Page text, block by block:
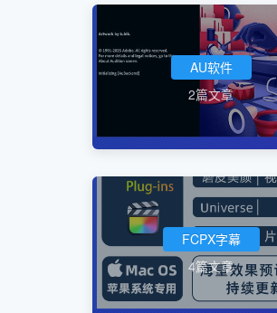
AU软件
2篇文章
FCPX字幕
4篇文章